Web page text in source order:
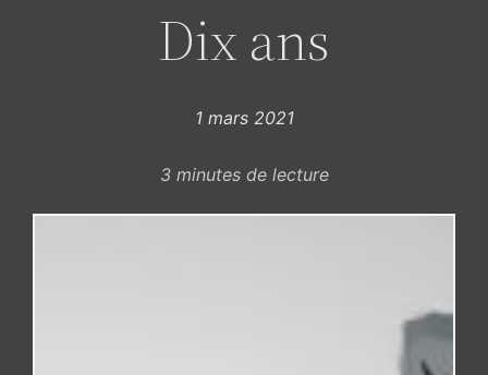
Dix ans
1 mars 2021
3minutes de lecture